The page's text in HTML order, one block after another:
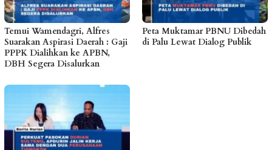
Temui Wamendagri, Alfres
Suarakan Aspirasi Daerah : Gaji
PPPK Dialihkan ke APBN,
DBH Segera Disalurkan
Peta Muktamar PBNU Dibedah
di Palu Lewat Dialog Publik